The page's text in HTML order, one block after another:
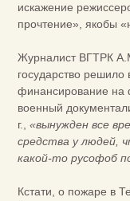
искажение
прочтение», якобы
Журналист ВГТРК
государство
финансирование на
военный
г., «вынужден все
средства у людей,
какой-то русофоб
Кстати, о пожаре в